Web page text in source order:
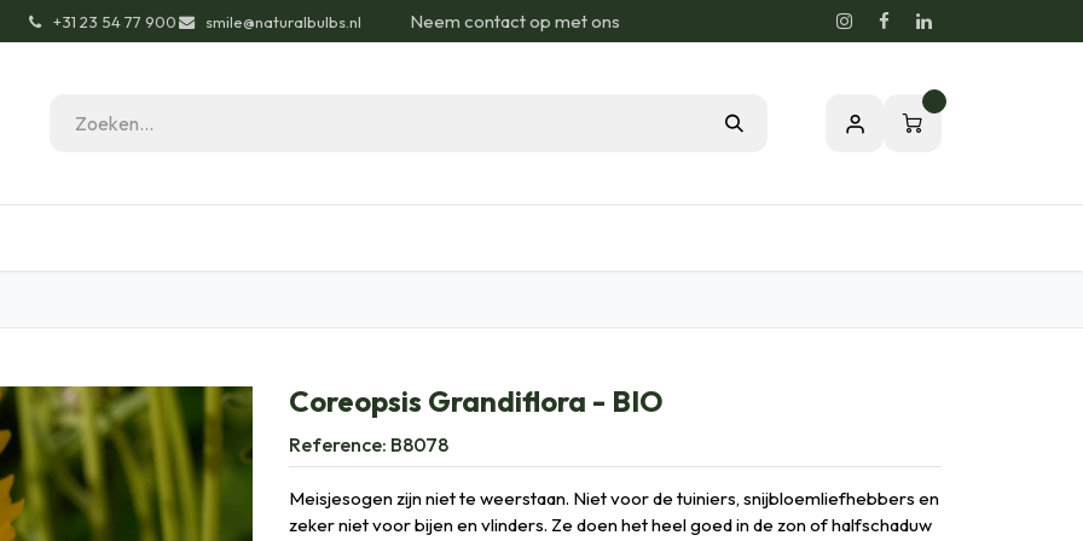
͏+31 23 54 77 900 smile@naturalbulbs.nl Neem contact op met ons
Coreopsis Grandiflora - BIO
Reference: B8078
Meisjesogen zijn niet te weerstaan. Niet voor de tuiniers, snijbloemliefhebbers en
zeker niet voor bijen en vlinders. Ze doen het heel goed in de zon of halfschaduw